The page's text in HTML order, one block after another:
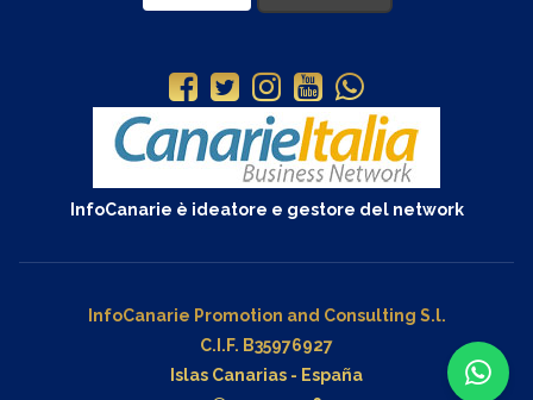
InfoCanarie è ideatore e gestore del network
InfoCanarie Promotion and Consulting S.l.
C.I.F. B35976927
Islas Canarias - España